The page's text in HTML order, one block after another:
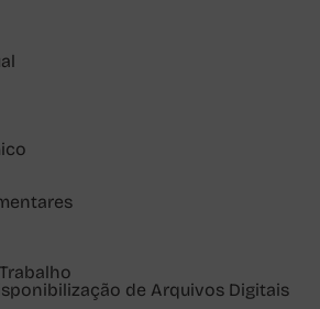
de Arquivos Digitais